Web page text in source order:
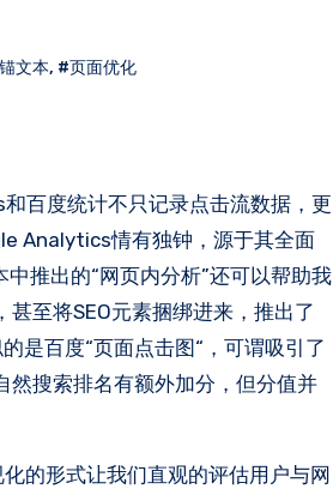
文本, #页面优化
百度统计不只记录点击流数据，更
Analytics情有独钟，源于其全面
推出的“网页内分析”还可以帮助我
至将SEO元素捆绑进来，推出了
是百度“页面点击图“，可谓吸引了
然搜索排名有额外加分，但分值并
的形式让我们直观的评估用户与网